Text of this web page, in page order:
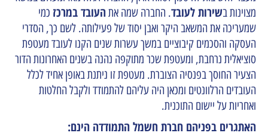
מצוינות בשירות לעובד. החברה שמה אתהעובד במרכז כמי
שמעריכה את המשאב היקר ואבן יסוד של פעילותה. לשם כך, הסדרי
העסקה והסכמים קיבוציים במשך עשרות שנים הקנו לעובד מעטפת
סוציאלית נרחבת, ומעטפת שכר מתוקפה נהנה בשנים האחרונות הדור
הצעיר החוסך בפנסיה הצוברת. מעטפת זו ניתנת באופן אחיד לכלל
העובדים הרלוונטים ומכאן היה עליהם להתמודד ולקבל החלטות
ואחריות על יישום התוכנית.
האתגרים בפניהם חברת חשמל התמודדה הינם: